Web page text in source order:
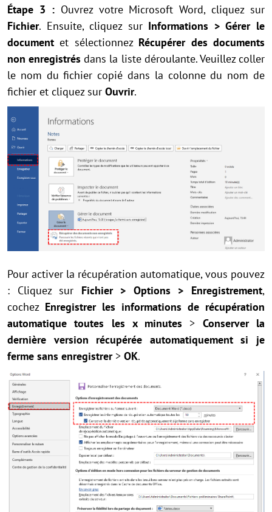
Étape 3 :Ouvrez votre Microsoft Word, cliquez sur
Fichier. Ensuite, cliquez sur Informations > Gérer le
document et sélectionnez Récupérer des documents
non enregistrés dans la liste déroulante. Veuillez coller
le nom du fichier copié dans la colonne du nom de
fichier et cliquez sur Ouvrir.
Pour activer la récupération automatique, vous pouvez
: Cliquez sur Fichier > Options > Enregistrement,
cochez Enregistrer les informations de récupération
automatique toutes les x minutes > Conserver la
dernière version récupérée automatiquement si je
ferme sans enregistrer > OK.